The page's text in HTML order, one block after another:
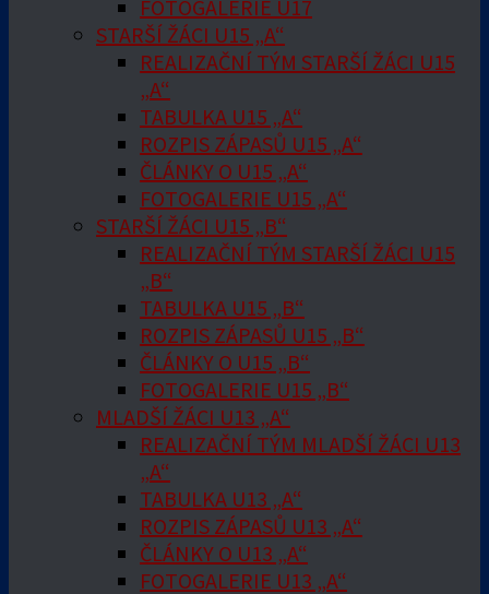
FOTOGALERIE U17
STARŠÍ ŽÁCI U15 „A“
REALIZAČNÍ TÝM STARŠÍ ŽÁCI U15
„A“
TABULKA U15 „A“
ROZPIS ZÁPASŮ U15 „A“
ČLÁNKY O U15 „A“
FOTOGALERIE U15 „A“
STARŠÍ ŽÁCI U15 „B“
REALIZAČNÍ TÝM STARŠÍ ŽÁCI U15
„B“
TABULKA U15 „B“
ROZPIS ZÁPASŮ U15 „B“
ČLÁNKY O U15 „B“
FOTOGALERIE U15 „B“
MLADŠÍ ŽÁCI U13 „A“
REALIZAČNÍ TÝM MLADŠÍ ŽÁCI U13
„A“
TABULKA U13 „A“
ROZPIS ZÁPASŮ U13 „A“
ČLÁNKY O U13 „A“
FOTOGALERIE U13 „A“